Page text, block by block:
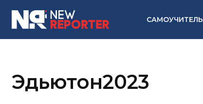
САМОУЧИТЕЛЬ
Эдьютон2023